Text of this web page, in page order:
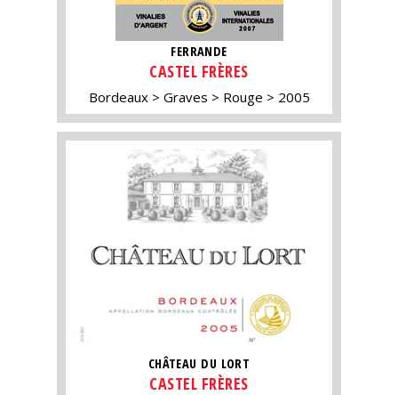
FERRANDE
CASTEL FRÈRES
Bordeaux Graves Rouge 2005
CHÂTEAU DU LORT
CASTEL FRÈRES